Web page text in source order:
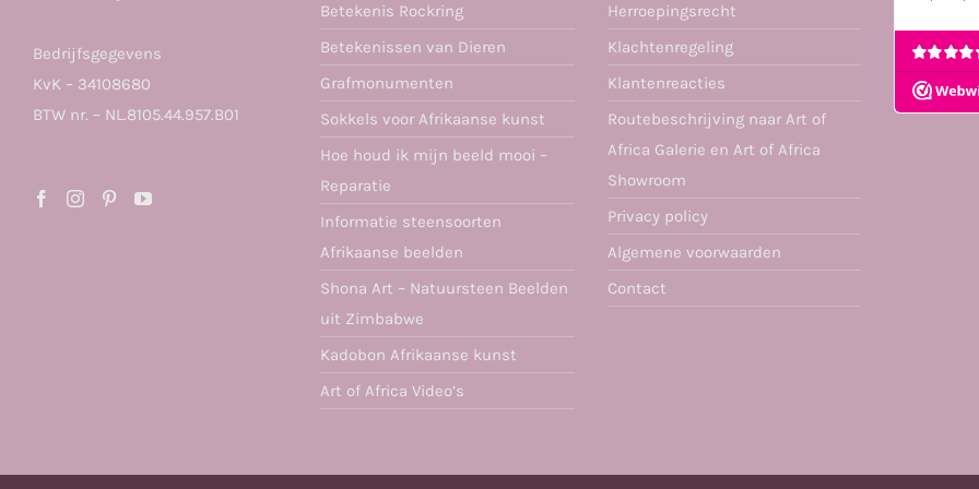
Bedrijfsgegevens
KvK – 34108680
BTW nr. – NL.8105.44.957.B01
Betekenis Rockring
Betekenissen van Dieren
Grafmonumenten
Sokkels voor Afrikaanse kunst
Hoe houd ik mijn beeld mooi –
Reparatie
Informatie steensoorten
Afrikaanse beelden
Shona Art – Natuursteen Beelden
uit Zimbabwe
Kadobon Afrikaanse kunst
Art of Africa Video’s
Herroepingsrecht
Klachtenregeling
Klantenreacties
Routebeschrijving naar Art of
Africa Galerie en Art of Africa
Showroom
Privacy policy
Algemene voorwaarden
Contact